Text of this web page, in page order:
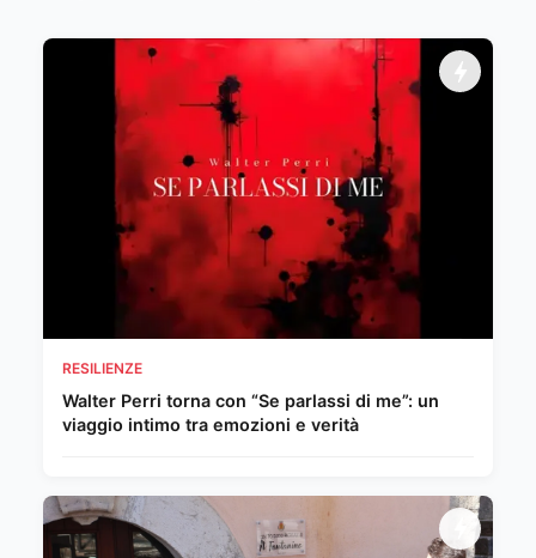
RESILIENZE
Walter Perri torna con “Se parlassi di me”: un
viaggio intimo tra emozioni e verità